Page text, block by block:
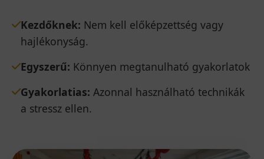
Kezdőknek: Nem kell előképzettség vagy
hajlékonyság.
Egyszerű: Könnyen megtanulható gyakorlatok
Gyakorlatias: Azonnal használható technikák
a stressz ellen.